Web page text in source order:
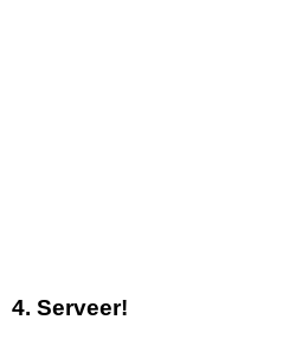
4. Serveer!